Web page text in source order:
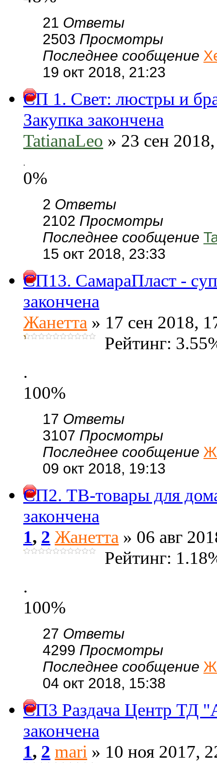
21 Ответы
2503 Просмотры
Последнее сообщение
19 окт 2018, 21:23
СП 1. Свет: люстры и
Закупка закончена
TatianaLeo » 23 сен
.
0%
2 Ответы
2102 Просмотры
Последнее сообщение
15 окт 2018, 23:33
СП13. СамараПласт -
закончена
Жанетта » 17 сен 2018,
Рейтинг:
.
100%
17 Ответы
3107 Просмотры
Последнее сообщение
09 окт 2018, 19:13
СП2. ТВ-товары для
закончена
1, 2 Жанетта » 06 авг
Рейтинг:
.
100%
27 Ответы
4299 Просмотры
Последнее сообщение
04 окт 2018, 15:38
СП3 Раздача Центр ТД
закончена
1, 2 mari » 10 ноя 2017,